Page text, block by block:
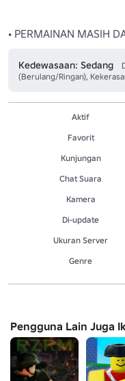
• PERMAINAN MASIH
Kedewasaan: Sedang
(Berulang/Ringan),
Aktif
Favorit
Kunjungan
Chat Suara
Kamera
Di-update
Ukuran Server
Genre
Pengguna Lain Juga